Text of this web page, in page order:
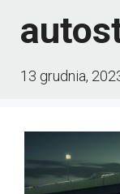
13 grudnia,